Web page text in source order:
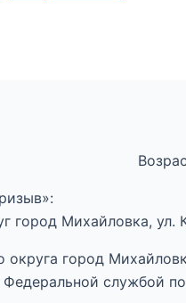
город Михайловка, ул.
город
Федеральной службой